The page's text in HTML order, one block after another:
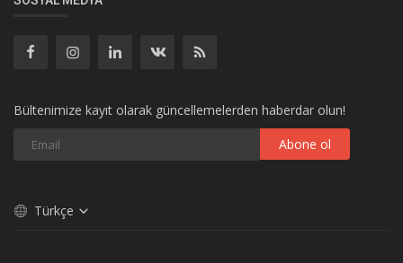
Bültenimize kayıt olarak güncellemelerden haberdar olun!
Abone ol
Türkçe